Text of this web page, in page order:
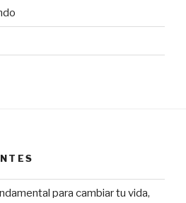
para cambiar tu vida,